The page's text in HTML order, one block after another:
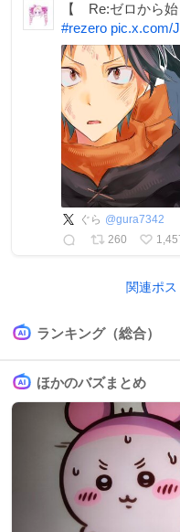
【 Re:ゼロから
#rezero pic.x.com/
ぐら @gura7342
260
関連ポ
ランキング（総合）
ほかのバズまとめ